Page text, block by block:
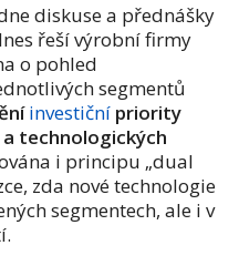
diskuse a přednášky
řeší výrobní firmy
o pohled
segmentů
investiční priority
technologických
i principu „dual
zda nové technologie
segmentech, ale i v